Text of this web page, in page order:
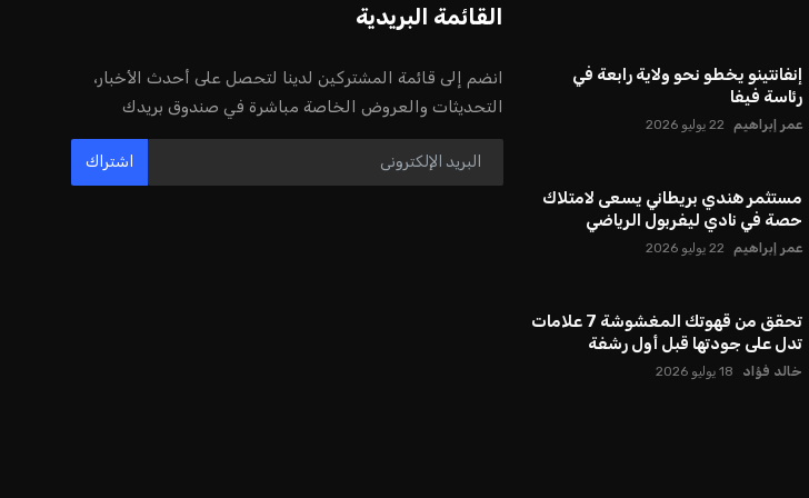
إنفانتينو يخطو نحو ولاية رابعة في
رئاسة فيفا
عمر إبراهيم 22 يوليو 2026
مستثمر هندي بريطاني يسعى لامتلاك
حصة في نادي ليفربول الرياضي
عمر إبراهيم 22 يوليو 2026
تحقق من قهوتك المغشوشة 7 علامات
تدل على جودتها قبل أول رشفة
خالد فؤاد 18 يوليو 2026
القائمة البريدية
انضم إلى قائمة المشتركين لدينا لتحصل على أحدث الأخبار،
التحديثات والعروض الخاصة مباشرة في صندوق بريدك
اشتراك